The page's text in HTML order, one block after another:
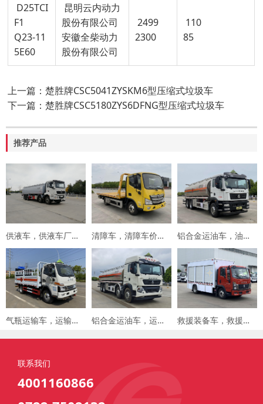
D25TCI
F1
Q23-11
5E60
昆明云内动力
股份有限公司
安徽全柴动力
股份有限公司
2499
2300
110
85
上一篇：楚胜牌CSC5041ZYSKM6型压缩式垃圾车
下一篇：楚胜牌CSC5180ZYS6DFNG型压缩式垃圾车
推荐产品
供液车，供液车厂家，专用车厂家，楚胜集团 清障车，清障车价格，楚胜集团 铝合金运油车，油罐车，楚胜汽车集团
气瓶运输车，运输车价格，楚胜汽车集团 铝合金运油车，运油车厂家，楚胜汽车集团 救援装备车，救援车，楚胜汽车集团
联系我们
4001160866